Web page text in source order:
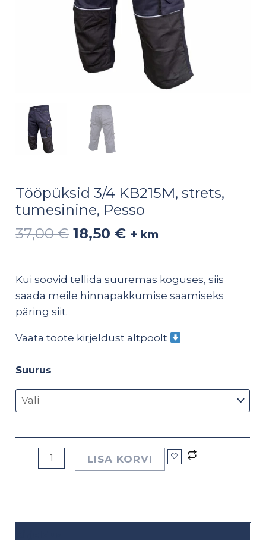
Tööpüksid 3/4 KB215M, strets,
tumesinine, Pesso
37,00€ 18,50€ + km
Kui soovid tellida suuremas koguses, siis
saada meile hinnapakkumise saamiseks
päringsiit.
Vaata toote kirjeldust altpoolt
Suurus
LISA KORVI